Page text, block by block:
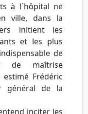
à l´hôpital ne
ville, dans la
initient les
et les plus
de
de maîtrise
Frédéric
général de la
inciter les